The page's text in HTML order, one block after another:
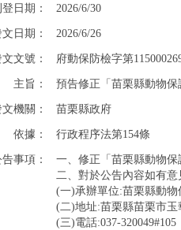
日期：
2026/6/30
日期：
2026/6/26
文號：
府動保防檢字第
主旨：
預告修正「苗栗縣動物
機關：
苗栗縣政府
依據：
行政程序法第154條
事項：
一、修正「苗栗縣動物
二、對於公告內容如有
(一)承辦單位:苗栗縣動
(二)地址:苗栗縣苗栗市玉
(三)電話:037-320049#105